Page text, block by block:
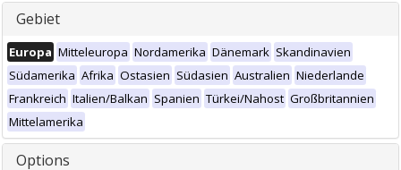
Gebiet
Europa Mitteleuropa Nordamerika Dänemark Skandinavien
Südamerika Afrika Ostasien Südasien Australien Niederlande
Frankreich Italien/Balkan Spanien Türkei/Nahost Großbritannien
Mittelamerika
Options